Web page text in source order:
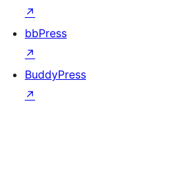
↗
bbPress
↗
BuddyPress
↗